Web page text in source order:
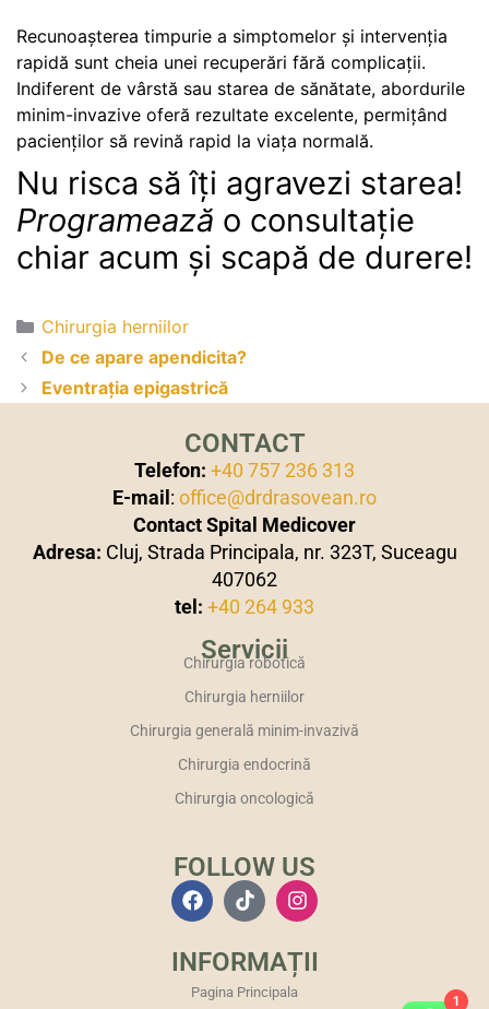
Recunoașterea timpurie a simptomelor și intervenția
rapidă sunt cheia unei recuperări fără complicații.
Indiferent de vârstă sau starea de sănătate, abordurile
minim-invazive oferă rezultate excelente, permițând
pacienților să revină rapid la viața normală.
Nu risca să îți agravezi starea!
Programează o consultație
chiar acum și scapă de durere!
Chirurgia herniilor
De ce apare apendicita?
Eventrația epigastrică
CONTACT
Telefon: +40 757 236 313
E-mail : office@drdrasovean.ro
Contact Spital Medicover
Adresa: Cluj, Strada Principala, nr. 323T, Suceagu
407062
tel: +40 264 933
Servicii
Chirurgia robotică
Chirurgia herniilor
Chirurgia generală minim-invazivă
Chirurgia endocrină
Chirurgia oncologică
FOLLOW US
INFORMAȚII
Pagina Principala
1